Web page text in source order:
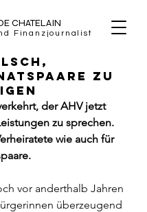
CHATELAIN
Finanzjournalist
zu
der AHV jetzt
zu sprechen.
wie auch für
vor anderthalb Jahren
überzeugend